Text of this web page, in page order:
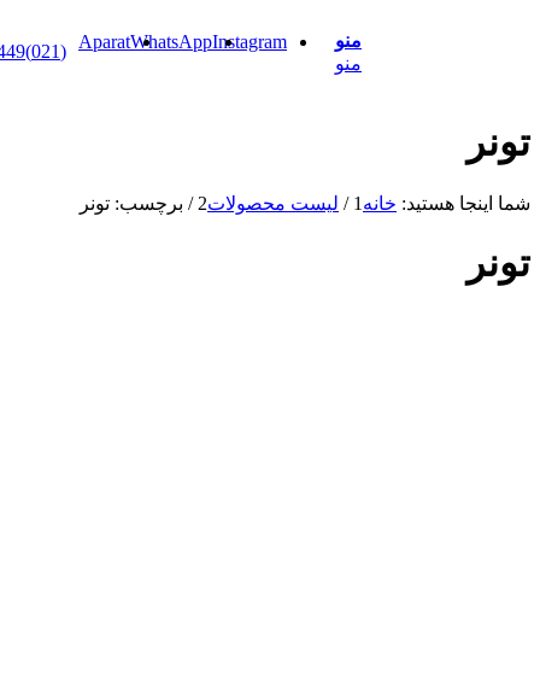
Instagram
WhatsApp
Aparat
(021)88898449
هستید: خانه1
/ لیست محصولات2
/ برچسب: تونر